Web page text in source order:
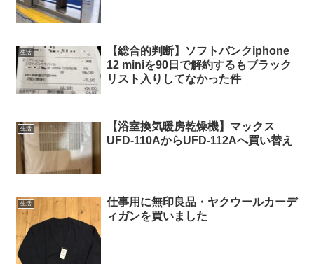
生活
【総合的判断】ソフトバンクiphone
12 miniを90日で解約するもブラック
リスト入りしてなかった件
生活
【浴室換気暖房乾燥機】マックス
UFD-110AからUFD-112Aへ買い替え
生活
仕事用に無印良品・ヤクウールカーデ
ィガンを買いました